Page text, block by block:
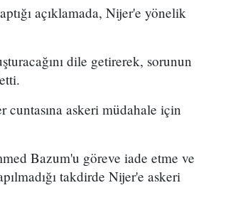
açıklamada, Nijer'e yönelik
dile getirerek, sorunun
askeri müdahale için
Bazum'u göreve iade etme ve
takdirde Nijer'e askeri